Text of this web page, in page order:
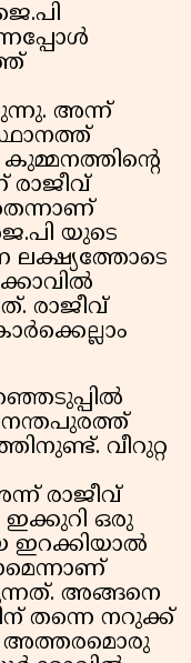
അന്ന്
യുടെ
ലക്ഷ്യത്തോടെ
രാജീവ്
വീറുറ്റ
രാജീവ്
ഇക്കുറി ഒരു
ഇറക്കിയാൽ
അങ്ങനെ
തന്നെ നറുക്ക്
അത്തരമൊരു